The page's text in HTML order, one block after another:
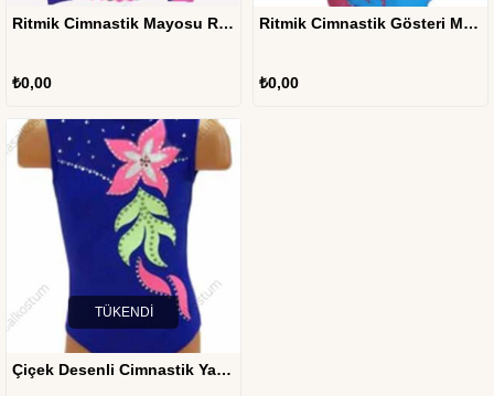
Ritmik Cimnastik Mayosu RJM-08
₺0,00
Ritmik Cimnastik Gösteri Mayosu RJM-13
₺0,00
TÜKENDI
Çiçek Desenli Cimnastik Yarışma Mayo AJM-05